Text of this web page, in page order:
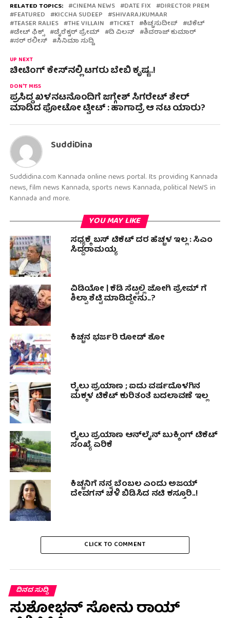
RELATED TOPICS: CINEMA NEWS DATE FIX DIRECTOR PREM
FEATURED KICCHA SUDEEP SHIVARAJKUMAAR
TEASER RALIES THE VILLAIN TICKET ಕಿಚ್ಚಸುದೀಪ್ ಟಿಕೆಟ್
ಡೇಟ್ ಫಿಕ್ಸ್ ಡೈರೆಕ್ಟರ್ ಪ್ರೇಮ್ ದಿ ವಿಲನ್ ಶಿವರಾಜ್ ಕುಮಾರ್
ಸರ್ ರಲೀಸ್ ಸಿನಿಮಾ ಸುದ್ದಿ
UP NEXT
ಚೀಟಿಂಗ್ ಕೇಸ್‍ನಲ್ಲಿ ಟಗರು ಬೇಬಿ ಕೃಷ್ಣ..!
DON'T MISS
ಪ್ರಸಿದ್ಧ ಖಳನಟನೊಂದಿಗೆ ಜಗ್ಗೇಶ್ ಸಿಗರೇಟ್ ಶೇರ್
ಮಾಡಿದ ಫೋಟೋ ಟ್ವೀಟ್ : ಹಾಗಾದ್ರೆ ಆ ನಟ ಯಾರು?
SuddiDina
Suddidina.com Kannada online news portal. Its providing Kannada
news, film news Kannada, sports news Kannada, political NeWS in
Kannada and more.
YOU MAY LIKE
ಸಧ್ಯಕ್ಕೆ ಬಸ್ ಟಿಕೆಟ್ ದರ ಹೆಚ್ಚಳ ಇಲ್ಲ : ಸಿಎಂ
ಸಿದ್ದರಾಮಯ್ಯ
ವಿಡಿಯೋ | ಕೆಡಿ ಸೆಟ್ಟಲ್ಲಿ ಜೋಗಿ ಪ್ರೇಮ್‌ ಗೆ
ಶಿಲ್ಪಾ ಶೆಟ್ಟಿ ಮಾಡಿದ್ದೇನು..?
ಕಿಚ್ಚನ ಭರ್ಜರಿ ರೋಡ್ ಶೋ
ರೈಲು ಪ್ರಯಾಣ ; ಐದು ವರ್ಷದೊಳಗಿನ
ಮಕ್ಕಳ ಟಿಕೆಟ್ ಕುರಿತಂತೆ ಬದಲಾವಣೆ ಇಲ್ಲ
ರೈಲು ಪ್ರಯಾಣ ಆನ್‌ಲೈನ್ ಬುಕ್ಕಿಂಗ್ ಟಿಕೆಟ್
ಸಂಖ್ಯೆ ಏರಿಕೆ
ಕಿಚ್ಚನಿಗೆ ನನ್ನ ಬೆಂಬಲ ಎಂದು ಅಜಯ್
ದೇವಗನ್ ಚಳಿ ಬಿಡಿಸಿದ ನಟಿ ಕಸ್ತೂರಿ..!
CLICK TO COMMENT
ದಿನದ ಸುದ್ದಿ
ಸುಶೋಭನ್ ಸೋನು ರಾಯ್